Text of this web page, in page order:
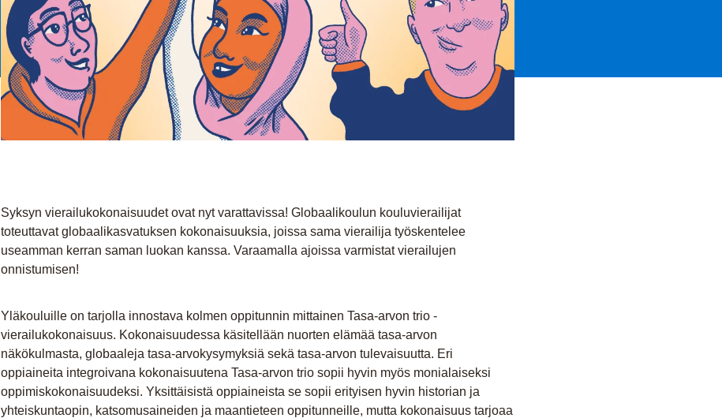
Syksyn vierailukokonaisuudet ovat nyt varattavissa! Globaalikoulun kouluvierailijat
toteuttavat globaalikasvatuksen kokonaisuuksia, joissa sama vierailija työskentelee
useamman kerran saman luokan kanssa. Varaamalla ajoissa varmistat vierailujen
onnistumisen!
Yläkouluille on tarjolla innostava kolmen oppitunnin mittainen Tasa-arvon trio -
vierailukokonaisuus. Kokonaisuudessa käsitellään nuorten elämää tasa-arvon
näkökulmasta, globaaleja tasa-arvokysymyksiä sekä tasa-arvon tulevaisuutta. Eri
oppiaineita integroivana kokonaisuutena Tasa-arvon trio sopii hyvin myös monialaiseksi
oppimiskokonaisuudeksi. Yksittäisistä oppiaineista se sopii erityisen hyvin historian ja
yhteiskuntaopin, katsomusaineiden ja maantieteen oppitunneille, mutta kokonaisuus tarjoaa